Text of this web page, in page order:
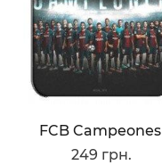
FCB Campeones
249 грн.